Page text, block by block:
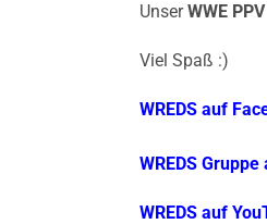
UnserWWE
Viel Spaß :)
WREDS auf
WREDS
WREDS auf